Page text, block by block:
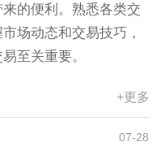
的便利。熟悉各类交
场动态和交易技巧，
至关重要。
+更多
07-28